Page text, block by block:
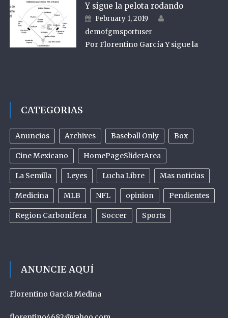
Y sigue la pelota rodando
Posted on
February 1, 2019
demofgmsportuser
Por Florentino García Y sigue la
CATEGORIAS
Anuncios Archives Baseball Only Box
Cine Mexicano HomePageSliderArea
La Semilla Leyes Lucha Libre Mas noticias
Medicina MLB NFL opinion Pendientes
Region Carbonifera Soccer Sports
ANUNCIE AQUÍ
Florentino Garcia Medina